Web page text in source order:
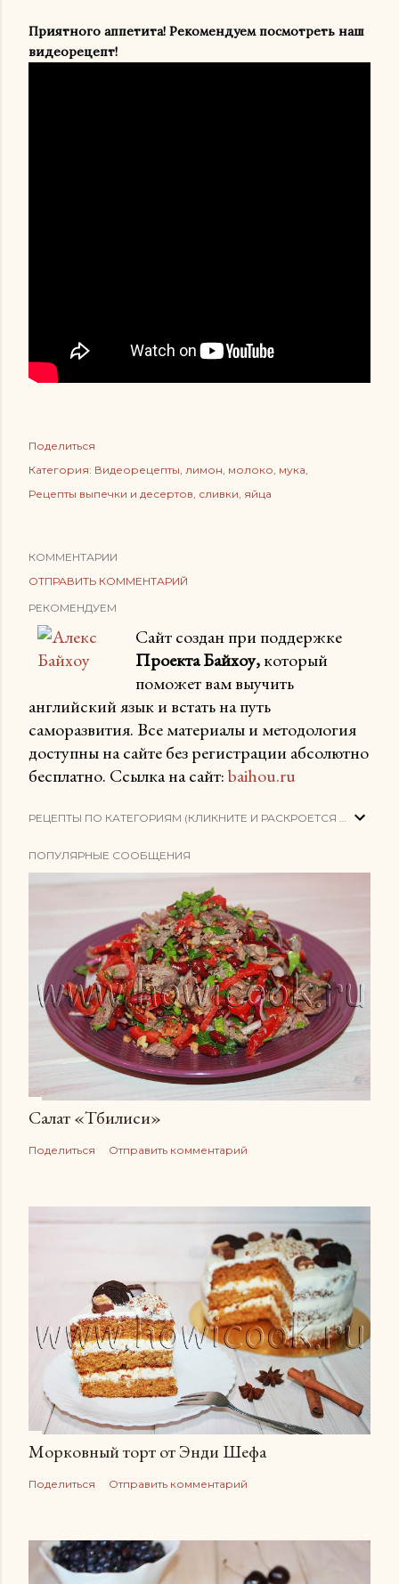
Приятного аппетита! Рекомендуем посмотреть наш
видеорецепт!
Поделиться
Категория: Видеорецепты лимон молоко мука
Рецепты выпечки и десертов сливки яйца
КОММЕНТАРИИ
ОТПРАВИТЬ КОММЕНТАРИЙ
РЕКОМЕНДУЕМ
Сайт создан при поддержке
Проекта Байхоу,который
поможет вам выучить
английский язык и встать на путь
саморазвития. Все материалы и методология
доступны на сайте без регистрации абсолютно
бесплатно. Ссылка на сайт:baihou.ru
ПОПУЛЯРНЫЕ СООБЩЕНИЯ
Салат «Тбилиси»
Поделиться Отправить комментарий
Морковный торт от Энди Шефа
Поделиться Отправить комментарий